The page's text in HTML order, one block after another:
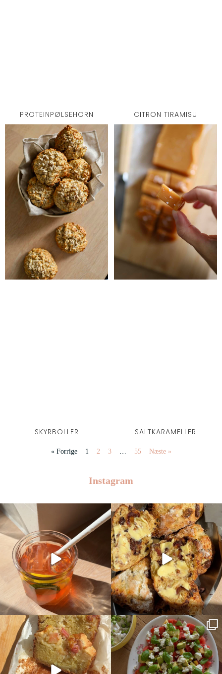
PROTEINPØLSEHORN CITRON TIRAMISU
SKYRBOLLER SALTKARAMELLER
« Forrige 1 2 3 55 Næste »
Instagram